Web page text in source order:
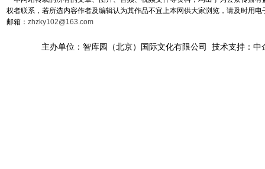
权者联系，若所选内容作者及编辑认为其作品不宜上本网供大家浏览，请及时用
邮箱： zhzky102@163.com
主办单位：智库园（北京）国际文化有限公司 技术支持：